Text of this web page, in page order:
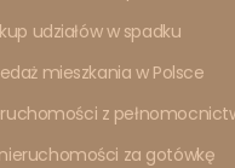
udziałów w spadku
mieszkania w Polsce
z
za gotówkę